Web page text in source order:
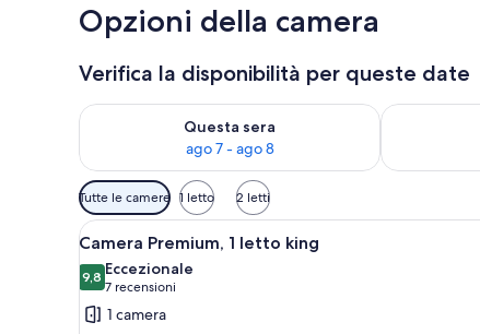
Opzioni della camera
Verifica la disponibilità per queste date
Questa sera
ago 7 - ago 8
Verifica la disponibilità per questa sera, ago 7 - ago
Verifica la
Filtri
disponibili
per
le
camere
Tutte le camere 1 letto 2 letti
Apri
tutte
le
foto
Biancheria da letto di alta
3
Camera Premium, 1 letto king
9,89,8 su 10
Eccezionale
7 recensioni
(7
recensioni)
1 camera